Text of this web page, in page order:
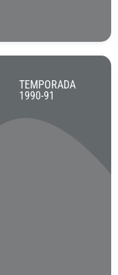
TEMPORADA
1990-91